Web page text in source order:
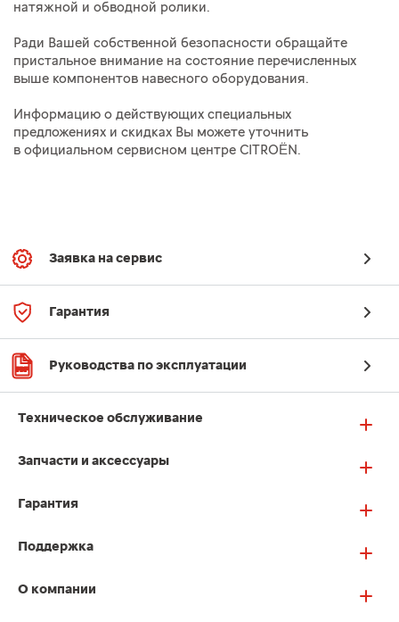
натяжной и обводной ролики.
Ради Вашей собственной безопасности обращайте
пристальное внимание на состояние перечисленных
выше компонентов навесного оборудования.
Информацию о действующих специальных
предложениях и скидках Вы можете уточнить
в официальном сервисном центре CITROËN.
Заявка на сервис
Гарантия
Руководства по эксплуатации
Техническое обслуживание
Запчасти и аксессуары
Гарантия
Поддержка
О компании